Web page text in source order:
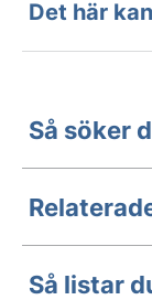
Det här
Så söker
Så listar